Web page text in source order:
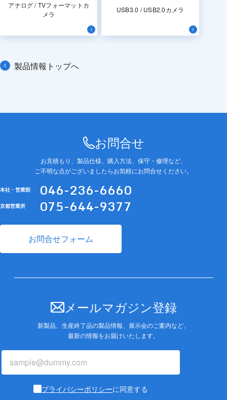
アナログ / TVフォーマットカ
メラ
USB3.0 / USB2.0カメラ
製品情報トップへ
お問合せ
お見積もり、製品仕様、購入方法、保守・修理など、
ご不明な点がございましたらお気軽にお問合せください。
本社・営業部 046-236-6660
京都営業所 075-644-9377
お問合せフォーム
メールマガジン登録
新製品、生産終了品の製品情報、展示会のご案内など、
最新の情報をお届けいたします。
プライバシーポリシーに同意する